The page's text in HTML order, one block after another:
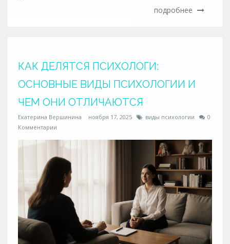
подробнее
КАК ДЕЛЯТСЯ ПСИХОЛОГИ:
ОСНОВНЫЕ ВИДЫ ПСИХОЛОГИИ И
ЧЕМ ОНИ ОТЛИЧАЮТСЯ
Екатерина Вершинина ноября 17, 2025 виды психологии
0
Комментарии